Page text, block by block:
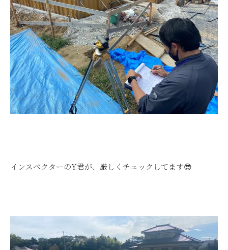
インスペクターのY君が、厳しくチェックしてます😎